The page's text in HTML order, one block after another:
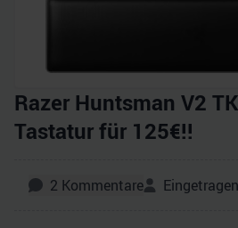
Razer Huntsman V2
Tastatur für 125€!!
2 Kommentare